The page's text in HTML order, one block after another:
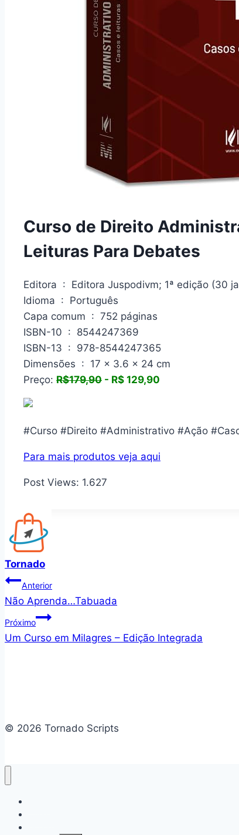
Curso de Direito
Leituras Para Debates
Editora ‏ : ‎ Editora Juspodivm; 1ª edição
Idioma ‏ : ‎ Português
Capa comum ‏ : ‎ 752 páginas
ISBN-10 ‏ : ‎ 8544247369
ISBN-13 ‏ : ‎ 978-8544247365
Dimensões ‏ : ‎ 17 x 3.6 x 24 cm
Preço: R$179,90 - R$ 129,90
#Curso #Direito #Administrativo #Ação
Para mais produtos veja aqui
Post Views: 1.627
Tornado
Navegação
de
Post
Anterior
Não Aprenda…Tabuada
Próximo
Um Curso em Milagres – Edição Integrada
© 2026 Tornado Scripts